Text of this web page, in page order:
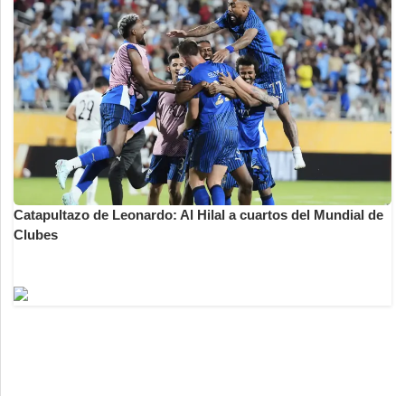
Catapultazo de Leonardo: Al Hilal a cuartos del Mundial de
Clubes